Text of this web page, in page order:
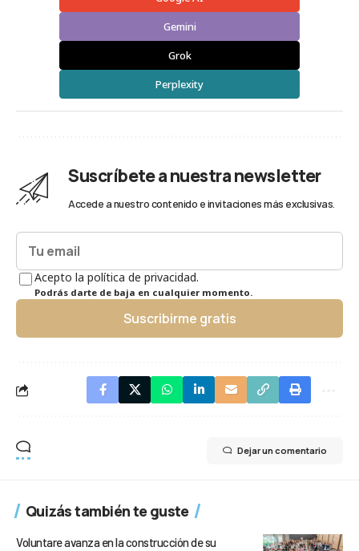
Gemini
Grok
Perplexity
Suscríbete a nuestra newsletter
Accede a nuestro contenido e invitaciones más exclusivas.
Acepto la política de privacidad.
Podrás darte de baja en cualquier momento.
Suscribirme gratis
Dejar un comentario
Quizás también te guste
Voluntare avanza en la construcción de su